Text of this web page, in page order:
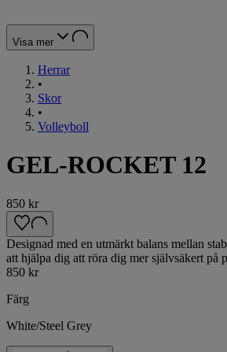
Visa mer
Herrar
•
Skor
•
Volleyboll
GEL-ROCKET 12
850 kr
Designad med en utmärkt balans mellan
att hjälpa dig att röra dig mer självsäkert på
850 kr
Färg
White/Steel Grey